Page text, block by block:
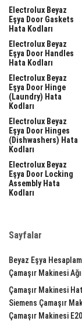
Electrolux Beyaz
Eşya Door Gaskets
Hata Kodları
Electrolux Beyaz
Eşya Door Handles
Hata Kodları
Electrolux Beyaz
Eşya Door Hinge
(laundry) Hata
Kodları
Electrolux Beyaz
Eşya Door Hinges
(dishwashers) Hata
Kodları
Electrolux Beyaz
Eşya Door Locking
Assembly Hata
Kodları
Sayfalar
Beyaz Eşya
Çamaşır Makinesi
Çamaşır Makinesi
Siemens Çamaşır
Çamaşır Makinesi